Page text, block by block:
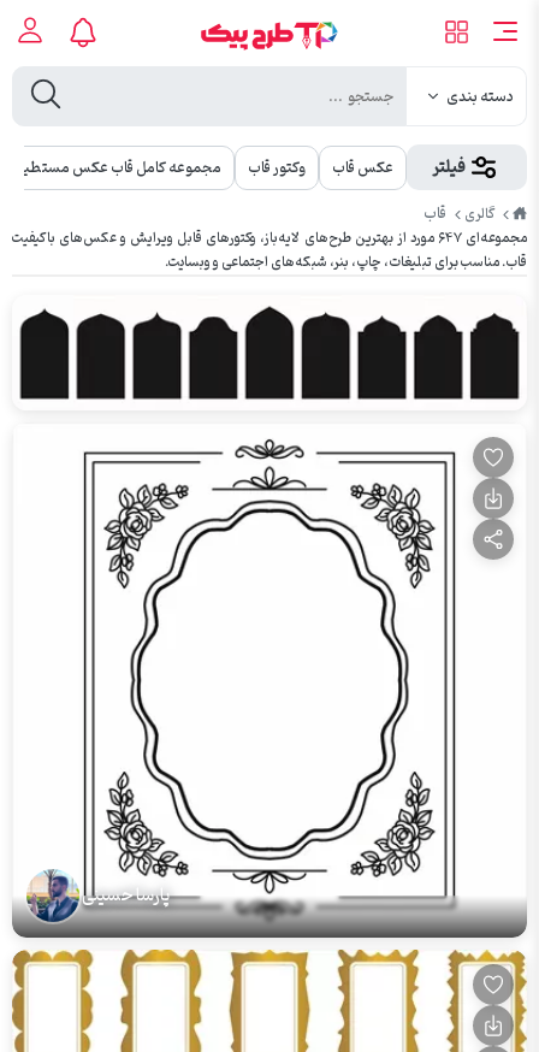
دسته بندی
فیلتر عکس قاب وکتور قاب
مجموعه کامل قاب عکس مستطیلی
طرح
پیک
گالری قاب
مجموعه‌ای ۶۴۷ مورد از بهترین طرح‌های لایه‌باز، وکتورهای قابل ویرایش و عکس‌های باکیفیت
قاب. مناسب برای تبلیغات، چاپ، بنر، شبکه‌های اجتماعی و وبسایت.
پارسا حسینی